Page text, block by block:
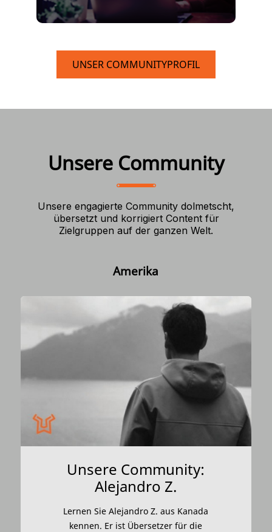
UNSER COMMUNITYPROFIL
Unsere Community
Unsere engagierte Community dolmetscht,
übersetzt und korrigiert Content für
Zielgruppen auf der ganzen Welt.
Amerika
Unsere Community:
Alejandro Z.
Lernen Sie Alejandro Z. aus Kanada
kennen. Er ist Übersetzer für die